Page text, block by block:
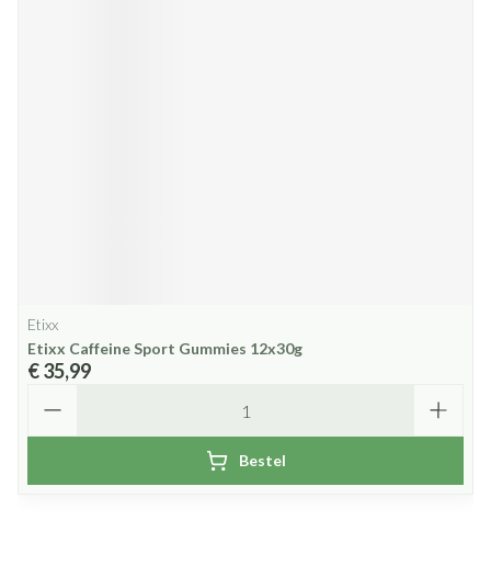
Etixx
Etixx Caffeine Sport Gummies 12x30g
€ 35,99
Bestel